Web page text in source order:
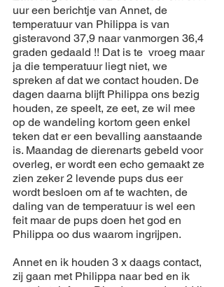
uur een berichtje van Annet, de
temperatuur van Philippa is van
gisteravond 37,9 naar vanmorgen 36,4
graden gedaald !! Dat is te  vroeg maar
ja die temperatuur liegt niet, we
spreken af dat we contact houden. De
dagen daarna blijft Philippa ons bezig
houden, ze speelt, ze eet, ze wil mee
op de wandeling kortom geen enkel
teken dat er een bevalling aanstaande
is. Maandag de dierenarts gebeld voor
overleg, er wordt een echo gemaakt ze
zien zeker 2 levende pups dus eer
wordt besloen om af te wachten, de
daling van de temperatuur is wel een
feit maar de pups doen het god en
Philippa oo dus waarom ingrijpen.
Annet en ik houden 3 x daags contact,
zij gaan met Philippa naar bed en ik